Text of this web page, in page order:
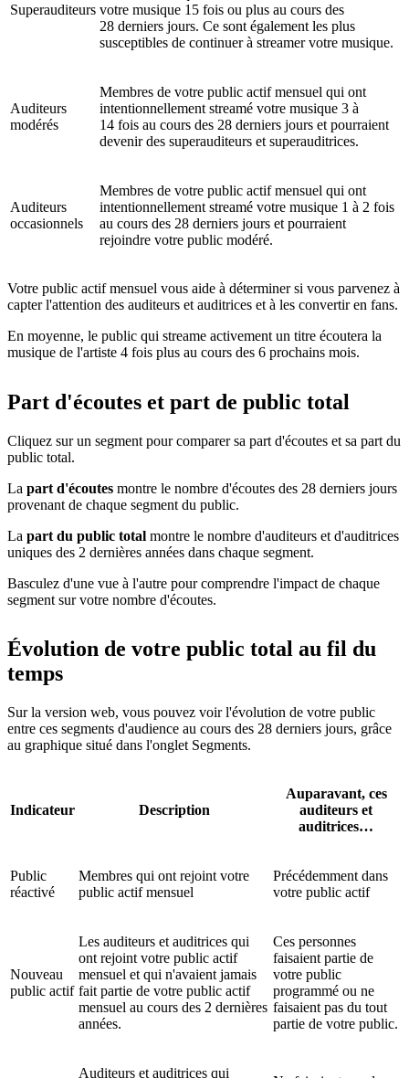
Superauditeurs votre musique 15 fois ou plus au cours des
28 derniers jours. Ce sont également les plus
susceptibles de continuer à streamer votre musique.
Auditeurs
modérés
Membres de votre public actif mensuel qui ont
intentionnellement streamé votre musique 3 à
14 fois au cours des 28 derniers jours et pourraient
devenir des superauditeurs et superauditrices.
Auditeurs
occasionnels
Membres de votre public actif mensuel qui ont
intentionnellement streamé votre musique 1 à 2 fois
au cours des 28 derniers jours et pourraient
rejoindre votre public modéré.
Votre public actif mensuel vous aide à déterminer si vous parvenez à
capter l'attention des auditeurs et auditrices et à les convertir en fans.
En moyenne, le public qui streame activement un titre écoutera la
musique de l'artiste 4 fois plus au cours des 6 prochains mois.
Part d'écoutes et part de public total
Cliquez sur un segment pour comparer sa part d'écoutes et sa part du
public total.
La part d'écoutes montre le nombre d'écoutes des 28 derniers jours
provenant de chaque segment du public.
La part du public total montre le nombre d'auditeurs et d'auditrices
uniques des 2 dernières années dans chaque segment.
Basculez d'une vue à l'autre pour comprendre l'impact de chaque
segment sur votre nombre d'écoutes.
Évolution de votre public total au fil du
temps
Sur la version web, vous pouvez voir l'évolution de votre public
entre ces segments d'audience au cours des 28 derniers jours, grâce
au graphique situé dans l'onglet Segments.
Indicateur Description
Auparavant, ces
auditeurs et
auditrices…
Public
réactivé
Membres qui ont rejoint votre
public actif mensuel
Précédemment dans
votre public actif
Nouveau
public actif
Les auditeurs et auditrices qui
ont rejoint votre public actif
mensuel et qui n'avaient jamais
fait partie de votre public actif
mensuel au cours des 2 dernières
années.
Ces personnes
faisaient partie de
votre public
programmé ou ne
faisaient pas du tout
partie de votre public.
Auditeurs et auditrices qui